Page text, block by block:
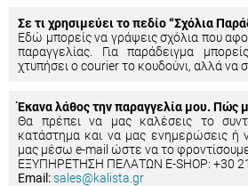
Σε τι χρησιμεύει το πεδίο “Σχόλια
Εδώ μπορείς να γράψεις σχόλια που
παραγγελίας. Για παράδειγμα
χτυπήσει ο courier το κουδούνι, αλλά να
Έκανα λάθος την παραγγελία μου. Πώς
Θα πρέπει να μας καλέσεις το
κατάστημα και να μας ενημερώσεις ή
μας μέσω e-mail ώστε να το
ΕΞΥΠΗΡΕΤΗΣΗ ΠΕΛΑΤΩΝ E-SHOP: +30
Email:sales@kalista.gr